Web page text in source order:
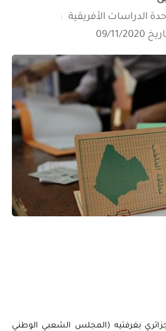
الدراسات الأفريقية
2020
بغرفتيه (المجلس الشعبي الوطني